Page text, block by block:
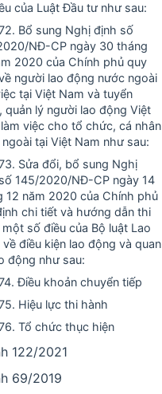
của Luật Đầu tư như sau:
Bổ sung Nghị định số
NĐ-CP ngày 30 tháng
2020 của Chính phủ quy
người lao động nước ngoài
tại Việt Nam và tuyển
quản lý người lao động Việt
việc cho tổ chức, cá nhân
tại Việt Nam như sau:
Sửa đổi, bổ sung Nghị
145/2020/NĐ-CP ngày 14
12 năm 2020 của Chính phủ
chi tiết và hướng dẫn thi
một số điều của Bộ luật Lao
điều kiện lao động và quan
động như sau:
Điều khoản chuyển tiếp
Hiệu lực thi hành
Tổ chức thục hiện
122/2021
69/2019